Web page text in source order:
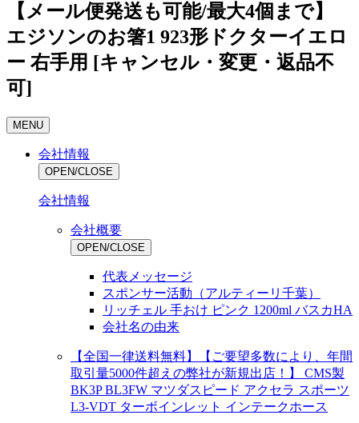
【メール便発送も可能/最大4個まで】
エジソンのお箸1 923形ドクターイエロ
ー 右手用 [キャンセル・変更・返品不
可]
MENU
会社情報
OPEN/CLOSE
会社情報
会社概要
OPEN/CLOSE
代表メッセージ
スポンサー活動（アルティーリ千葉）
リッチェル 手おけ ピンク 1200ml バスカHA
会社名の由来
【全国一律送料無料】【ご要望多数により、年間
取引量5000件超えの弊社が新規出店！】 CMS製
BK3P BL3FW マツダスピード アクセラ スポーツ
L3-VDT ターボインレット インテークホース